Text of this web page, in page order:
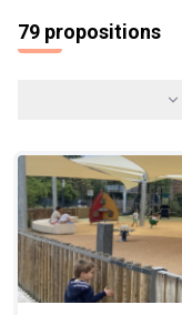
79 propositions